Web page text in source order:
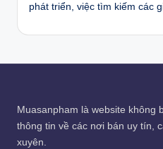
phát triển, việc tìm kiếm các
Muasanpham là website không
thông tin về các nơi bán uy tín,
xuyên.